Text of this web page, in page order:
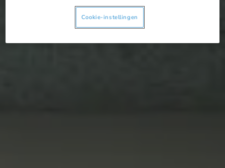
Cookie-instellingen